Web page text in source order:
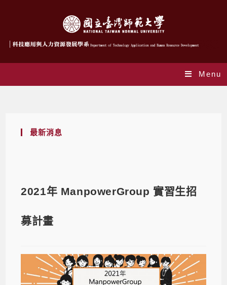
Menu
最新消息
2021年 ManpowerGroup 實習生招
募計畫